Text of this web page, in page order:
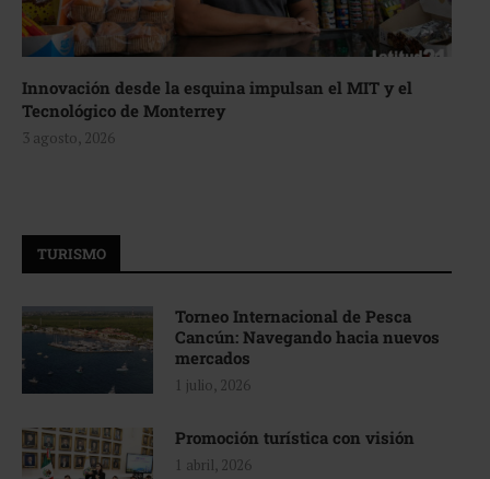
Innovación desde la esquina impulsan el MIT y el
Tecnológico de Monterrey
3 agosto, 2026
TURISMO
Torneo Internacional de Pesca
Cancún: Navegando hacia nuevos
mercados
1 julio, 2026
Promoción turística con visión
1 abril, 2026